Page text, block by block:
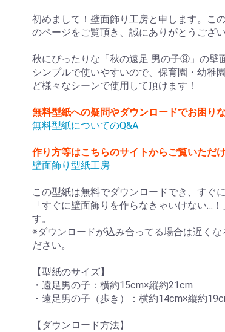
初めまして！壁面飾り工房と申します。こ
のページをご覧頂き、誠にありがとうござい
秋にぴったりな「秋の遠足 男の子⑨」の壁
シンプルで使いやすいので、保育園・幼稚
ど様々なシーンで使用して頂けます！
無料型紙への疑問やダウンロードでお困り
無料型紙についてのQ&A
作り方等はこちらのサイトからご覧いただ
壁面飾り型紙工房
この型紙は無料でダウンロードでき、すぐ
「すぐに壁面飾りを作らなきゃいけない…
す。
※ダウンロードが込み合ってる場合は遅くな
ださい。
【型紙のサイズ】
・遠足男の子：横約15cm×縦約21cm
・遠足男の子（歩き）：横約14cm×縦約
【ダウンロード方法】